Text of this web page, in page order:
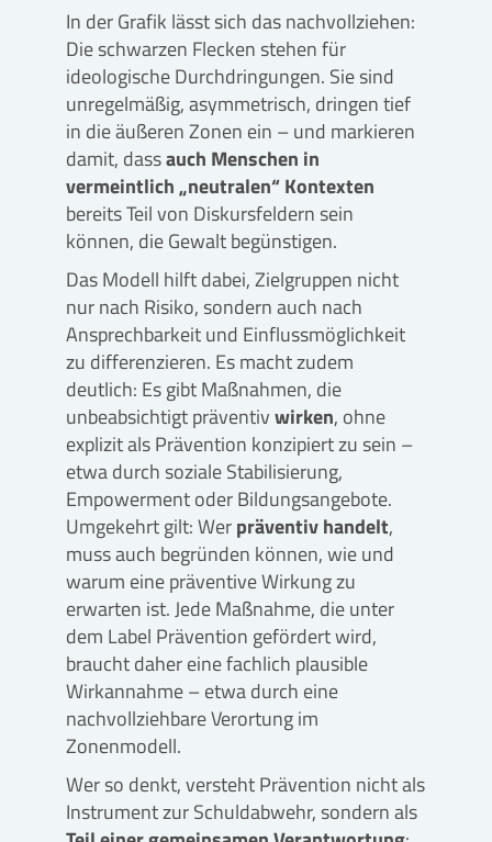
In der Grafik lässt sich das nachvollziehen:
Die schwarzen Flecken stehen für
ideologische Durchdringungen. Sie sind
unregelmäßig, asymmetrisch, dringen tief
in die äußeren Zonen ein – und markieren
damit, dassauch Menschen in
vermeintlich „neutralen“ Kontexten
bereits Teil von Diskursfeldern sein
können, die Gewalt begünstigen.
Das Modell hilft dabei, Zielgruppen nicht
nur nach Risiko, sondern auch nach
Ansprechbarkeit und Einflussmöglichkeit
zu differenzieren. Es macht zudem
deutlich: Es gibt Maßnahmen, die
unbeabsichtigt präventivwirken, ohne
explizit als Prävention konzipiert zu sein –
etwa durch soziale Stabilisierung,
Empowerment oder Bildungsangebote.
Umgekehrt gilt: Werpräventiv handelt,
muss auch begründen können, wie und
warum eine präventive Wirkung zu
erwarten ist. Jede Maßnahme, die unter
dem Label Prävention gefördert wird,
braucht daher eine fachlich plausible
Wirkannahme – etwa durch eine
nachvollziehbare Verortung im
Zonenmodell.
Wer so denkt, versteht Prävention nicht als
Instrument zur Schuldabwehr, sondern als